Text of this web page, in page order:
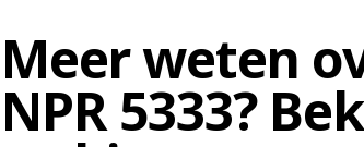
Meer weten
NPR 5333?